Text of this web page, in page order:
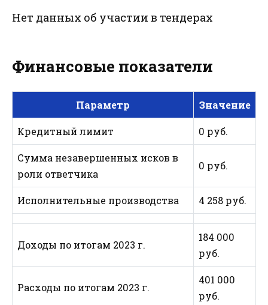
Нет данных об участии в тендерах
Финансовые показатели
Параметр Значение
Кредитный лимит 0 руб.
Сумма незавершенных исков в
роли ответчика
0 руб.
Исполнительные производства 4 258 руб.
Доходы по итогам 2023 г.
184 000
руб.
Расходы по итогам 2023 г.
401 000
руб.